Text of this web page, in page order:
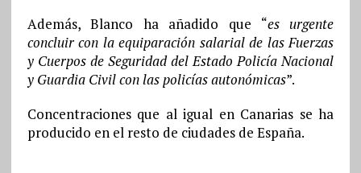
Además, Blanco ha añadido que “es urgente
concluir con la equiparación salarial de las Fuerzas
y Cuerpos de Seguridad del Estado Policía Nacional
y Guardia Civil con las policías autonómicas”.
Concentraciones que al igual en Canarias se ha
producido en el resto de ciudades de España.